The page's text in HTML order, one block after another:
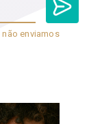
enviamos